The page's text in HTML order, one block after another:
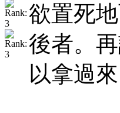
欲置死
後者。
以拿過來